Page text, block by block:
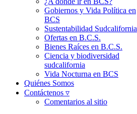
Gobiernos y Vida Política en
BCS
Sustentabilidad Sudcalifornia
Ofertas en B.C.S.
Bienes Raíces en B.C.S.
Ciencia y biodiversidad
sudcalifornia
Vida Nocturna en BCS
Quiénes Somos
Contáctenos ▿
Comentarios al sitio